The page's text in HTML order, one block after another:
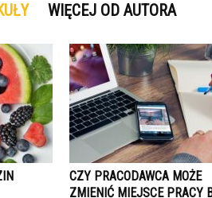
WIĘCEJ OD AUTORA
CZY PRACODAWCA MOŻE
ZMIENIĆ MIEJSCE PRACY